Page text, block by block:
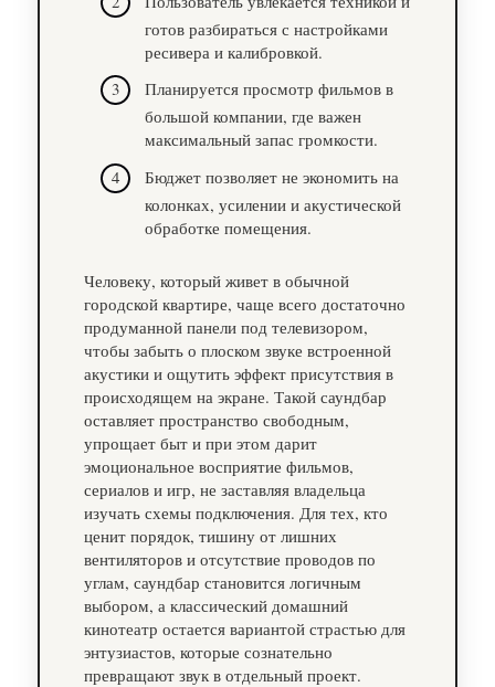
готов разбираться с настройками
ресивера и калибровкой.
Планируется просмотр фильмов в
большой компании, где важен
максимальный запас громкости.
Бюджет позволяет не экономить на
колонках, усилении и акустической
обработке помещения.
Человеку, который живет в обычной
городской квартире, чаще всего достаточно
продуманной панели под телевизором,
чтобы забыть о плоском звуке встроенной
акустики и ощутить эффект присутствия в
происходящем на экране. Такой саундбар
оставляет пространство свободным,
упрощает быт и при этом дарит
эмоциональное восприятие фильмов,
сериалов и игр, не заставляя владельца
изучать схемы подключения. Для тех, кто
ценит порядок, тишину от лишних
вентиляторов и отсутствие проводов по
углам, саундбар становится логичным
выбором, а классический домашний
кинотеатр остается вариантой страстью для
энтузиастов, которые сознательно
превращают звук в отдельный проект.